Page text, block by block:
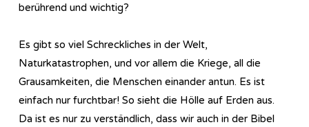
berührend und wichtig?
Es gibt so viel Schreckliches in der Welt,
Naturkatastrophen, und vor allem die Kriege, all die
Grausamkeiten, die Menschen einander antun. Es ist
einfach nur furchtbar! So sieht die Hölle auf Erden aus.
Da ist es nur zu verständlich, dass wir auch in der Bibel